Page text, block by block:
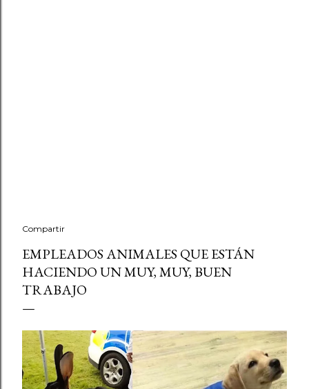
Compartir
EMPLEADOS ANIMALES QUE ESTÁN
HACIENDO UN MUY, MUY, BUEN
TRABAJO